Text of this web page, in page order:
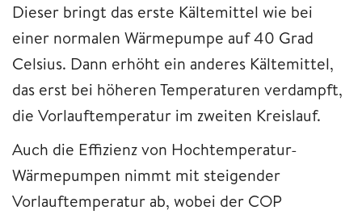
Dieser bringt das erste Kältemittel wie bei
einer normalen Wärmepumpe auf 40 Grad
Celsius. Dann erhöht ein anderes Kältemittel,
das erst bei höheren Temperaturen verdampft,
die Vorlauftemperatur im zweiten Kreislauf.
Auch die Effizienz von Hochtemperatur-
Wärmepumpen nimmt mit steigender
Vorlauftemperatur ab, wobei der COP